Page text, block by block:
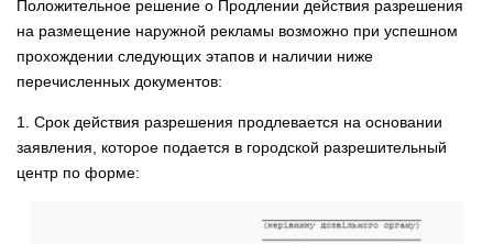
Положительное решение о Продлении действия разрешения
на размещение наружной рекламы возможно при успешном
прохождении следующих этапов и наличии ниже
перечисленных документов:
1. Срок действия разрешения продлевается на основании
заявления, которое подается в городской разрешительный
центр по форме: